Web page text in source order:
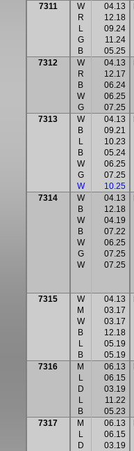
7311
W
R
L
G
B
04.13
12.18
09.24
11.24
05.25
7312
W
R
B
W
G
04.13
12.17
06.24
06.25
07.25
7313
W
B
L
B
W
G
W
04.13
09.21
10.23
05.24
06.25
07.25
10.25
7314
W
B
W
B
W
G
W
04.13
12.18
04.19
07.22
06.25
07.25
07.25
7315
W
M
W
B
L
B
04.13
03.17
03.17
12.18
05.19
05.19
7316
M
L
D
L
B
06.13
06.15
03.19
11.22
05.23
7317
M
L
D
06.13
06.15
03.19